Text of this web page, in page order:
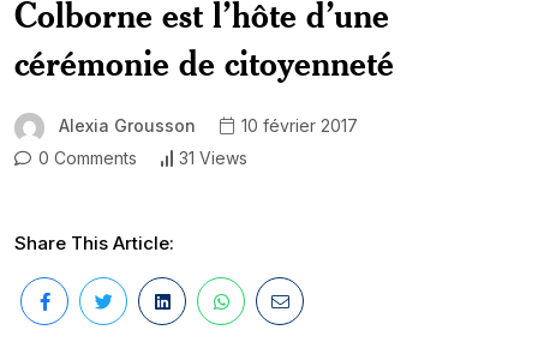
Colborne est l’hôte d’une
cérémonie de citoyenneté
Alexia Grousson
10 février 2017
0 Comments
31 Views
Share This Article: